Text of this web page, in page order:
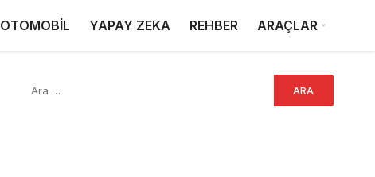
OTOMOBİL YAPAY ZEKA REHBER ARAÇLAR